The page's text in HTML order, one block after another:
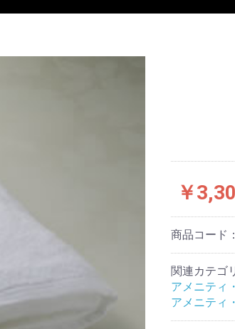
おせち
フード
スイーツ 宿泊ギフ
レストラ
ホテルギ
￥
商品コード：
関連カテゴ
アメニティ
アメニティ